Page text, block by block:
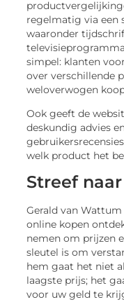
regelmatig via een
waaronder
simpel: klanten
over verschillende
weloverwogen
Ook geeft de
deskundig advies
welk product het
Streef
Gerald van
online kopen
nemen om prijzen
sleutel is om
hem gaat het niet
laagste prijs; het
voor uw geld te